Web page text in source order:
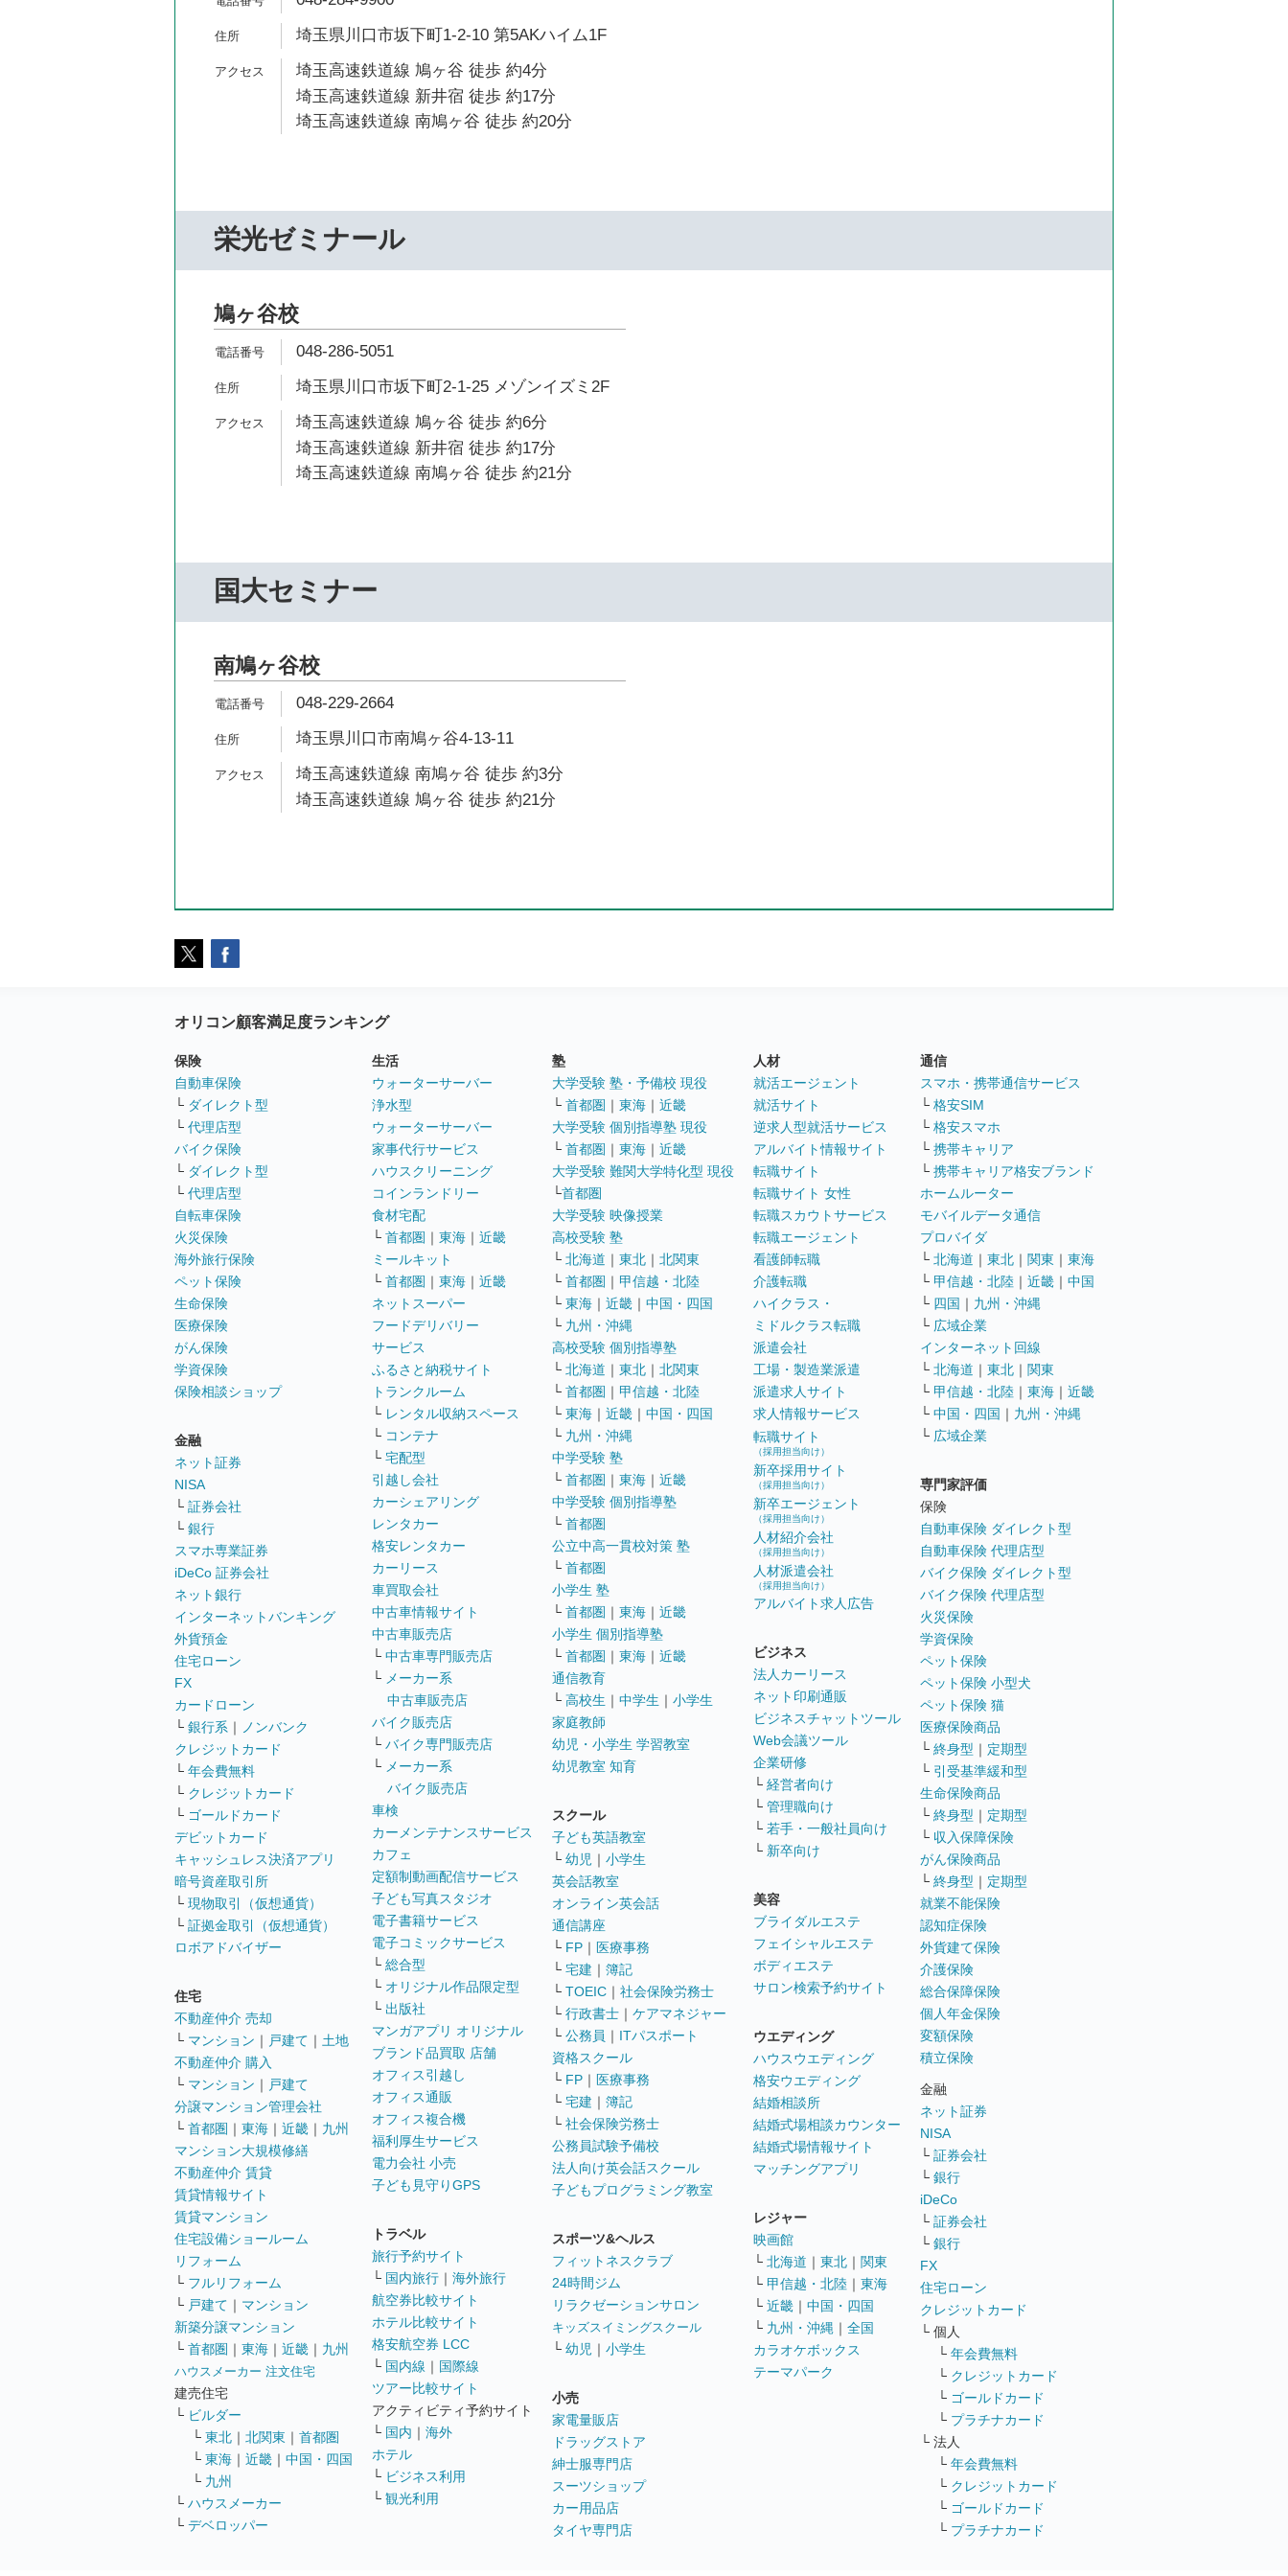
埼玉県川口市坂下町1-2-10 第5AKハイム1F
埼玉高速鉄道線 鳩ヶ谷 徒歩 約4分
埼玉高速鉄道線 新井宿 徒歩 約17分
埼玉高速鉄道線 南鳩ヶ谷 徒歩 約20分
栄光ゼミナール
鳩ヶ谷校
048-286-5051
埼玉県川口市坂下町2-1-25 メゾンイズミ2F
埼玉高速鉄道線 鳩ヶ谷 徒歩 約6分
埼玉高速鉄道線 新井宿 徒歩 約17分
埼玉高速鉄道線 南鳩ヶ谷 徒歩 約21分
国大セミナー
南鳩ヶ谷校
048-229-2664
埼玉県川口市南鳩ヶ谷4-13-11
埼玉高速鉄道線 南鳩ヶ谷 徒歩 約3分
埼玉高速鉄道線 鳩ヶ谷 徒歩 約21分
オリコン顧客満足度ランキング
保険
自動車保険
└ ダイレクト型
└ 代理店型
バイク保険
└ ダイレクト型
└ 代理店型
自転車保険
火災保険
海外旅行保険
ペット保険
生命保険
医療保険
がん保険
学資保険
保険相談ショップ
金融
ネット証券
NISA
└ 証券会社
└ 銀行
スマホ専業証券
iDeCo 証券会社
ネット銀行
インターネットバンキング
外貨預金
住宅ローン
FX
カードローン
└ 銀行系 ｜
ノンバンク
クレジットカード
└ 年会費無料
└ クレジットカード
└ ゴールドカード
デビットカード
キャッシュレス決済アプリ
暗号資産取引所
└ 現物取引（仮想通貨）
└ 証拠金取引（仮想通貨）
ロボアドバイザー
住宅
不動産仲介 売却
└ マンション ｜ 戸建て ｜ 土地
不動産仲介 購入
└ マンション ｜ 戸建て
分譲マンション管理会社
└ 首都圏 ｜ 東海 ｜ 近畿 ｜ 九州
マンション大規模修繕
不動産仲介 賃貸
賃貸情報サイト
賃貸マンション
住宅設備ショールーム
リフォーム
└ フルリフォーム
└ 戸建て ｜ マンション
新築分譲マンション
└ 首都圏 ｜ 東海 ｜ 近畿 ｜ 九州
ハウスメーカー 注文住宅
建売住宅
└ ビルダー
└ 東北 ｜ 北関東 ｜ 首都圏
└ 東海 ｜ 近畿 ｜ 中国・四国
└ 九州
└ ハウスメーカー
└ デベロッパー
生活
ウォーターサーバー
浄水型
ウォーターサーバー
家事代行サービス
ハウスクリーニング
コインランドリー
食材宅配
└ 首都圏 ｜ 東海 ｜ 近畿
ミールキット
└ 首都圏 ｜ 東海 ｜ 近畿
ネットスーパー
フードデリバリー
サービス
ふるさと納税サイト
トランクルーム
└ レンタル収納スペース
└ コンテナ
└ 宅配型
引越し会社
カーシェアリング
レンタカー
格安レンタカー
カーリース
車買取会社
中古車情報サイト
中古車販売店
└ 中古車専門販売店
└ メーカー系
中古車販売店
バイク販売店
└ バイク専門販売店
└ メーカー系
バイク販売店
車検
カーメンテナンスサービス
カフェ
定額制動画配信サービス
子ども写真スタジオ
電子書籍サービス
電子コミックサービス
└ 総合型
└ オリジナル作品限定型
└ 出版社
マンガアプリ オリジナル
ブランド品買取 店舗
オフィス引越し
オフィス通販
オフィス複合機
福利厚生サービス
電力会社 小売
子ども見守りGPS
トラベル
旅行予約サイト
└ 国内旅行 ｜ 海外旅行
航空券比較サイト
ホテル比較サイト
格安航空券 LCC
└ 国内線 ｜ 国際線
ツアー比較サイト
アクティビティ予約サイト
└ 国内 ｜ 海外
ホテル
└ ビジネス利用
└ 観光利用
塾
大学受験 塾・予備校 現役
└ 首都圏 ｜ 東海 ｜ 近畿
大学受験 個別指導塾 現役
└ 首都圏 ｜ 東海 ｜ 近畿
大学受験 難関大学特化型 現役
└首都圏
大学受験 映像授業
高校受験 塾
└ 北海道 ｜ 東北 ｜ 北関東
└ 首都圏 ｜ 甲信越・北陸
└ 東海 ｜ 近畿 ｜ 中国・四国
└ 九州・沖縄
高校受験 個別指導塾
└ 北海道 ｜ 東北 ｜ 北関東
└ 首都圏 ｜ 甲信越・北陸
└ 東海 ｜ 近畿 ｜ 中国・四国
└ 九州・沖縄
中学受験 塾
└ 首都圏 ｜ 東海 ｜ 近畿
中学受験 個別指導塾
└ 首都圏
公立中高一貫校対策 塾
└ 首都圏
小学生 塾
└ 首都圏 ｜ 東海 ｜ 近畿
小学生 個別指導塾
└ 首都圏 ｜ 東海 ｜ 近畿
通信教育
└ 高校生 ｜ 中学生 ｜ 小学生
家庭教師
幼児・小学生 学習教室
幼児教室 知育
スクール
子ども英語教室
└ 幼児 ｜ 小学生
英会話教室
オンライン英会話
通信講座
└ FP ｜ 医療事務
└ 宅建 ｜ 簿記
└ TOEIC ｜ 社会保険労務士
└ 行政書士 ｜ ケアマネジャー
└ 公務員 ｜ ITパスポート
資格スクール
└ FP ｜ 医療事務
└ 宅建 ｜ 簿記
└ 社会保険労務士
公務員試験予備校
法人向け英会話スクール
子どもプログラミング教室
スポーツ&ヘルス
フィットネスクラブ
24時間ジム
リラクゼーションサロン
キッズスイミングスクール
└ 幼児 ｜ 小学生
小売
家電量販店
ドラッグストア
紳士服専門店
スーツショップ
カー用品店
タイヤ専門店
人材
就活エージェント
就活サイト
逆求人型就活サービス
アルバイト情報サイト
転職サイト
転職サイト 女性
転職スカウトサービス
転職エージェント
看護師転職
介護転職
ハイクラス・
ミドルクラス転職
派遣会社
工場・製造業派遣
派遣求人サイト
求人情報サービス
転職サイト
（採用担当向け）
新卒採用サイト
（採用担当向け）
新卒エージェント
（採用担当向け）
人材紹介会社
（採用担当向け）
人材派遣会社
（採用担当向け）
アルバイト求人広告
ビジネス
法人カーリース
ネット印刷通販
ビジネスチャットツール
Web会議ツール
企業研修
└ 経営者向け
└ 管理職向け
└ 若手・一般社員向け
└ 新卒向け
美容
ブライダルエステ
フェイシャルエステ
ボディエステ
サロン検索予約サイト
ウエディング
ハウスウエディング
格安ウエディング
結婚相談所
結婚式場相談カウンター
結婚式場情報サイト
マッチングアプリ
レジャー
映画館
└ 北海道 ｜ 東北 ｜ 関東
└ 甲信越・北陸 ｜ 東海
└ 近畿 ｜ 中国・四国
└ 九州・沖縄 ｜ 全国
カラオケボックス
テーマパーク
通信
スマホ・携帯通信サービス
└ 格安SIM
└ 格安スマホ
└ 携帯キャリア
└ 携帯キャリア格安ブランド
ホームルーター
モバイルデータ通信
プロバイダ
└ 北海道 ｜ 東北 ｜ 関東 ｜ 東海
└ 甲信越・北陸 ｜ 近畿 ｜ 中国
└ 四国 ｜ 九州・沖縄
└ 広域企業
インターネット回線
└ 北海道 ｜ 東北 ｜ 関東
└ 甲信越・北陸 ｜ 東海 ｜ 近畿
└ 中国・四国 ｜ 九州・沖縄
└ 広域企業
専門家評価
保険
自動車保険 ダイレクト型
自動車保険 代理店型
バイク保険 ダイレクト型
バイク保険 代理店型
火災保険
学資保険
ペット保険
ペット保険 小型犬
ペット保険 猫
医療保険商品
└ 終身型 ｜ 定期型
└ 引受基準緩和型
生命保険商品
└ 終身型 ｜ 定期型
└ 収入保障保険
がん保険商品
└ 終身型 ｜ 定期型
就業不能保険
認知症保険
外貨建て保険
介護保険
総合保障保険
個人年金保険
変額保険
積立保険
金融
ネット証券
NISA
└ 証券会社
└ 銀行
iDeCo
└ 証券会社
└ 銀行
FX
住宅ローン
クレジットカード
└ 個人
└ 年会費無料
└ クレジットカード
└ ゴールドカード
└ プラチナカード
└ 法人
└ 年会費無料
└ クレジットカード
└ ゴールドカード
└ プラチナカード